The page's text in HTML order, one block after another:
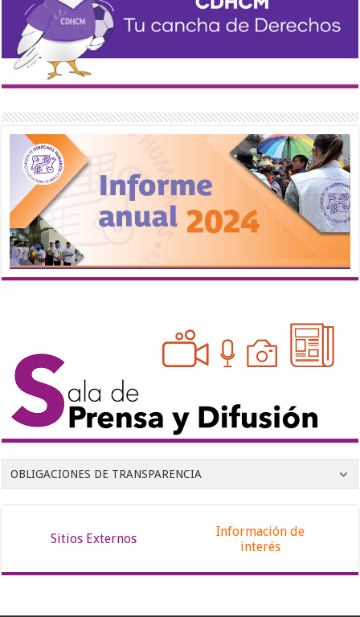
OBLIGACIONES DE TRANSPARENCIA
Sitios Externos
Información de
interés